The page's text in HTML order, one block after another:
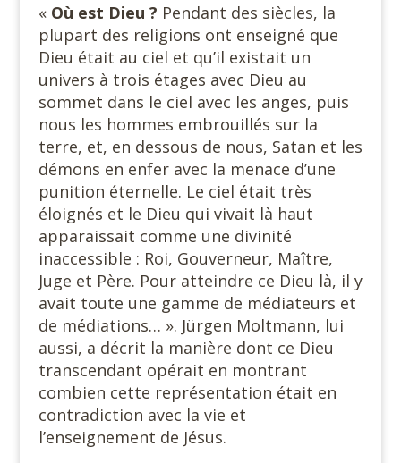
« Où est Dieu ? Pendant des siècles, la
plupart des religions ont enseigné que
Dieu était au ciel et qu’il existait un
univers à trois étages avec Dieu au
sommet dans le ciel avec les anges, puis
nous les hommes embrouillés sur la
terre, et, en dessous de nous, Satan et les
démons en enfer avec la menace d’une
punition éternelle. Le ciel était très
éloignés et le Dieu qui vivait là haut
apparaissait comme une divinité
inaccessible : Roi, Gouverneur, Maître,
Juge et Père. Pour atteindre ce Dieu là, il y
avait toute une gamme de médiateurs et
de médiations… ». Jürgen Moltmann, lui
aussi, a décrit la manière dont ce Dieu
transcendant opérait en montrant
combien cette représentation était en
contradiction avec la vie et
l’enseignement de Jésus.